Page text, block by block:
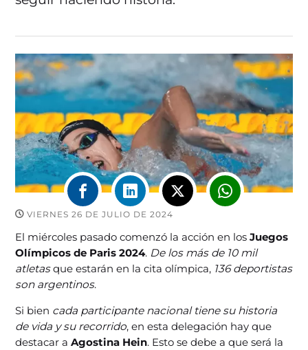
VIERNES 26 DE JULIO DE 2024
El miércoles pasado comenzó la acción en los Juegos
Olímpicos de Paris 2024. De los más de 10 mil
atletasque estarán en la cita olímpica, 136 deportistas
son argentinos.
Si bien cada participante nacional tiene su historia
de vida y su recorrido, en esta delegación hay que
destacar aAgostina Hein. Esto se debe a que será la